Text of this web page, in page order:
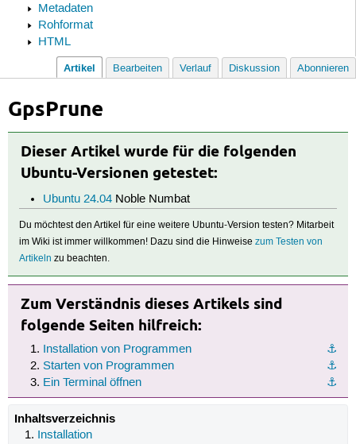
Metadaten
Rohformat
HTML
Artikel Bearbeiten Verlauf Diskussion Abonnieren
GpsPrune
Dieser Artikel wurde für die folgenden
Ubuntu-Versionen getestet:
Ubuntu 24.04Noble Numbat
Du möchtest den Artikel für eine weitere Ubuntu-Version testen? Mitarbeit
im Wiki ist immer willkommen! Dazu sind die Hinweisezum Testen von
Artikeln zu beachten.
Zum Verständnis dieses Artikels sind
folgende Seiten hilfreich:
⚓︎
Installation von Programmen
⚓︎
Starten von Programmen
⚓︎
Ein Terminal öffnen
Inhaltsverzeichnis
Installation